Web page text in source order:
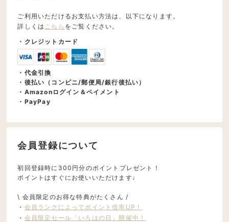
ご利用いただけるお支払い方法は、以下になります。
詳しくは こちら をご覧ください。
・クレジットカード
・代金引換
・後払い（コンビニ/郵便局/銀行後払い）
・Amazonログイン＆ペイメント
・PayPay
会員登録について
初回登録時に300円分のポイントプレゼント！
ポイントはすぐにお使いいただけます♩
\ 会員限定のお得な特典がたくさん /
・ 会員ランクによってポイント倍率UP！
・ 会員限定セール「いろはの日」開催中！